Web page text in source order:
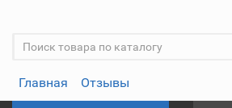
Главная Отзывы